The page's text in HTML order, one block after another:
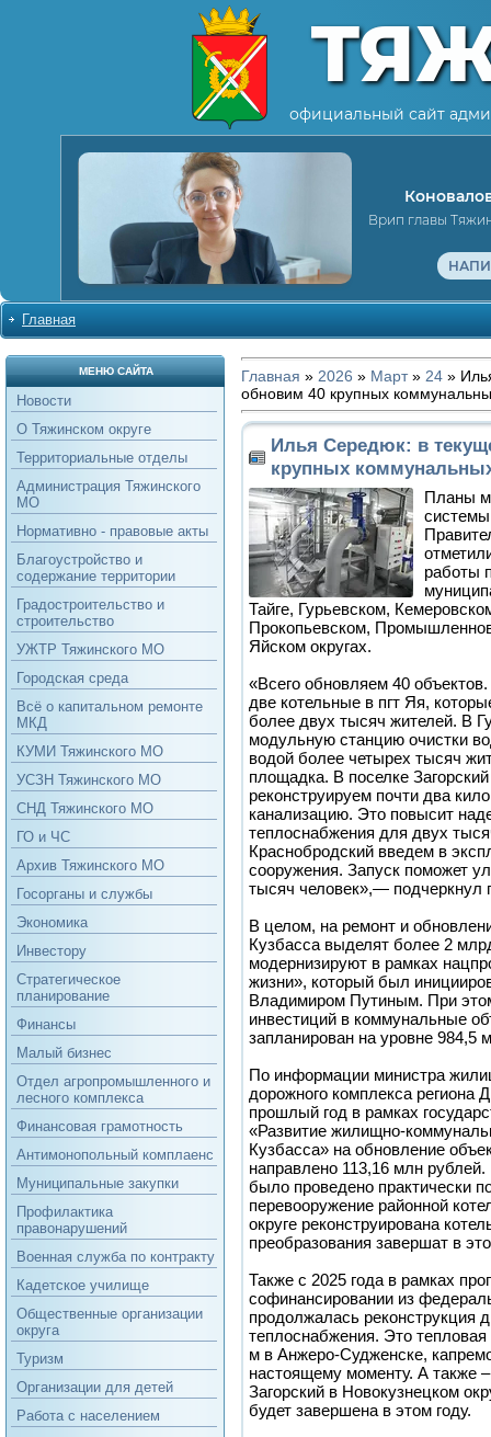
официальный сайт
Врип главы
Главная
МЕНЮ САЙТА
Новости
О Тяжинском округе
Территориальные отделы
Администрация Тяжинского
МО
Нормативно - правовые акты
Благоустройство и
содержание территории
Градостроительство и
строительство
УЖТР Тяжинского МО
Городская среда
Всё о капитальном ремонте
МКД
КУМИ Тяжинского МО
УСЗН Тяжинского МО
СНД Тяжинского МО
ГО и ЧС
Архив Тяжинского МО
Госорганы и службы
Экономика
Инвестору
Стратегическое
планирование
Финансы
Малый бизнес
Отдел агропромышленного и
лесного комплекса
Финансовая грамотность
Антимонопольный комплаенс
Муниципальные закупки
Профилактика
правонарушений
Военная служба по контракту
Кадетское училище
Общественные организации
округа
Туризм
Организации для детей
Работа с населением
Главная » 2026 » Март » 24 »
обновим 40 крупных
Илья Середюк: в
крупных
Планы
работы
Тайге, Гурьевском,
Прокопьевском,
Яйском округах.
«Всего обновляем 40
две котельные в пгт Яя,
более двух тысяч жителей. В
модульную станцию очистки
водой более четырех тысяч
площадка. В поселке
реконструируем почти два
канализацию. Это повысит
теплоснабжения для двух
Краснобродский введем в
сооружения. Запуск поможет
тысяч человек»,— подчеркнул
В целом, на ремонт и
Кузбасса выделят более 2
модернизируют в рамках
жизни», который был
Владимиром Путиным. При
инвестиций в коммунальные
запланирован на уровне 984,5
По информации министра
дорожного комплекса региона
прошлый год в рамках
«Развитие жилищно-
Кузбасса» на обновление
направлено 113,16 млн
было проведено практически
перевооружение районной
округе реконструирована
преобразования завершат в
Также с 2025 года в рамках
софинансировании из
продолжалась реконструкция
теплоснабжения. Это
м в Анжеро-Судженске,
настоящему моменту. А также
Загорский в Новокузнецком
будет завершена в этом году.